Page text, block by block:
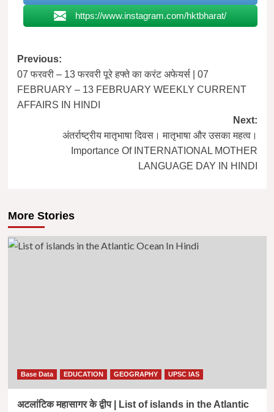
https://www.instagram.com/hktbharat/
Post
navigation
Previous:
07 फरवरी – 13 फरवरी पूरे हफ्ते का करंट अफेयर्स | 07
FEBRUARY – 13 FEBRUARY WEEKLY CURRENT
AFFAIRS IN HINDI
Next:
अंतर्राष्ट्रीय मातृभाषा दिवस। मातृभाषा और उसका महत्व।
Importance Of INTERNATIONAL MOTHER
LANGUAGE DAY IN HINDI
More Stories
Base Data EDUCATION GEOGRAPHY UPSC IAS
अटलांटिक महासागर के द्वीप | List of islands in the Atlantic